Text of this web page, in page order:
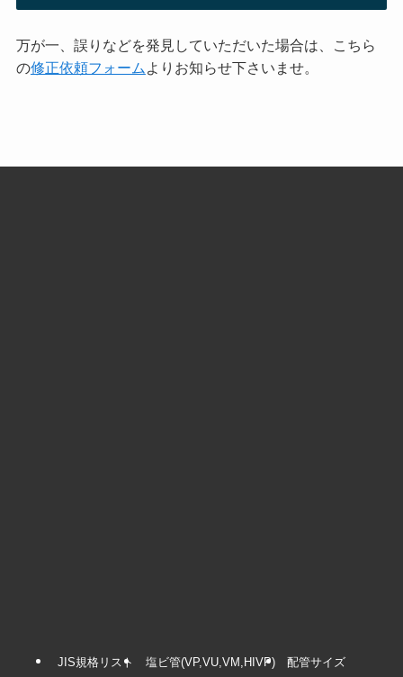
万が一、誤りなどを発見していただいた場合は、こちら
の修正依頼フォーム よりお知らせ下さいませ。
JIS規格リスト 塩ビ管(VP,VU,VM,HIVP) 配管サイズ